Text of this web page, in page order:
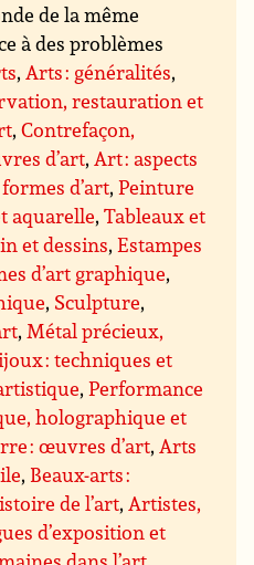
de la même
à des problèmes
,Arts : généralités,
restauration et
,Contrefaçon,
d’art,Art : aspects
d’art,Peinture
aquarelle,Tableaux et
et dessins,Estampes
d’art graphique,
, Sculpture,
,Métal précieux,
: techniques et
,Performance
holographique et
: œuvres d’art,Arts
, Beaux-arts :
de l’art,Artistes,
d’exposition et